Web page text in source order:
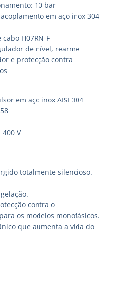
10 bar
em aço inox 304
H07RN-F
de nível, rearme
e protecção contra
em aço inox AISI 304
400 V
totalmente silencioso.
contra o
os modelos monofásicos.
que aumenta a vida do